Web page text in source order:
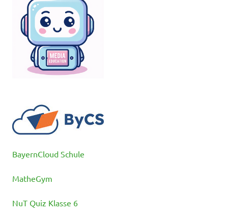
BayernCloud Schule
MatheGym
NuT Quiz Klasse 6